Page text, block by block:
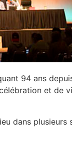
94 ans
et de
dans